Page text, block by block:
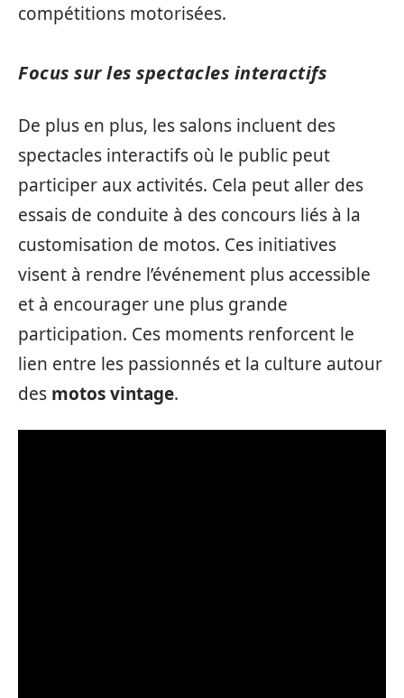
compétitions motorisées.
Focus sur les spectacles interactifs
De plus en plus, les salons incluent des
spectacles interactifs où le public peut
participer aux activités. Cela peut aller des
essais de conduite à des concours liés à la
customisation de motos. Ces initiatives
visent à rendre l’événement plus accessible
et à encourager une plus grande
participation. Ces moments renforcent le
lien entre les passionnés et la culture autour
des motos vintage.